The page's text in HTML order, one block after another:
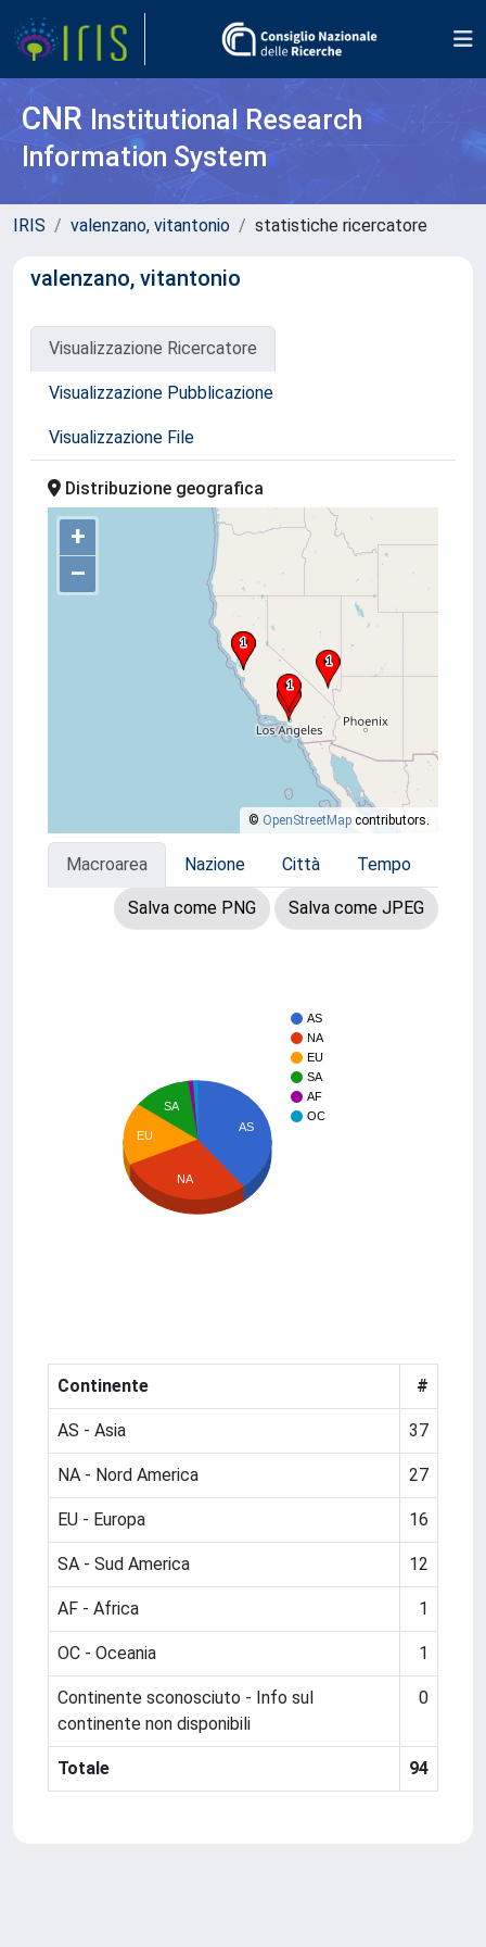
CNR Institutional Research
Information System
IRIS valenzano, vitantonio statistiche ricercatore
valenzano, vitantonio
Visualizzazione Ricercatore
Visualizzazione Pubblicazione
Visualizzazione File
Distribuzione geografica
+
–
© OpenStreetMap contributors.
Macroarea Nazione Città Tempo
Salva come PNG Salva come JPEG
AS
NA
EU
SA
AF
OC
AS
SA
EU
NA
Continente #
AS - Asia 37
NA - Nord America 27
EU - Europa 16
SA - Sud America 12
AF - Africa 1
OC - Oceania 1
Continente sconosciuto - Info sul
continente non disponibili
0
Totale 94